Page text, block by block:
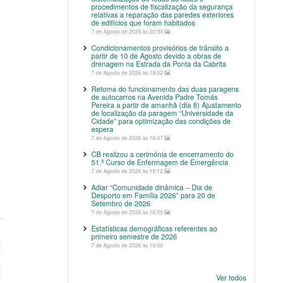
procedimentos de fiscalização da segurança
relativas a reparação das paredes exteriores
de edifícios que foram habitados
7 de Agosto de 2026 às 20:34
Condicionamentos provisórios de trânsito a
partir de 10 de Agosto devido a obras de
drenagem na Estrada da Ponta da Cabrita
7 de Agosto de 2026 às 19:02
Retoma do funcionamento das duas paragens
de autocarros na Avenida Padre Tomás
Pereira a partir de amanhã (dia 8) Ajustamento
de localização da paragem “Universidade da
Cidade” para optimização das condições de
espera
7 de Agosto de 2026 às 18:47
CB realizou a cerimónia de encerramento do
51.º Curso de Enfermagem de Emergência
7 de Agosto de 2026 às 18:12
Adiar “Comunidade dinâmica – Dia de
Desporto em Família 2026” para 20 de
Setembro de 2026
7 de Agosto de 2026 às 16:00
Estatísticas demográficas referentes ao
primeiro semestre de 2026
7 de Agosto de 2026 às 16:00
Ver todos